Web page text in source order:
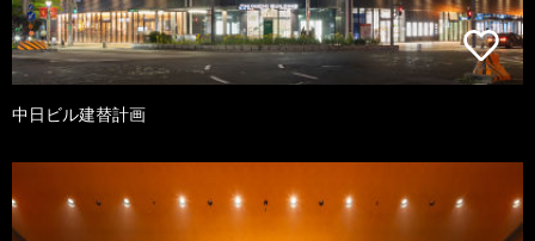
中日ビル建替計画